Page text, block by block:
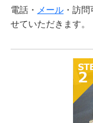
電話・ メール・訪問
せていただきます。